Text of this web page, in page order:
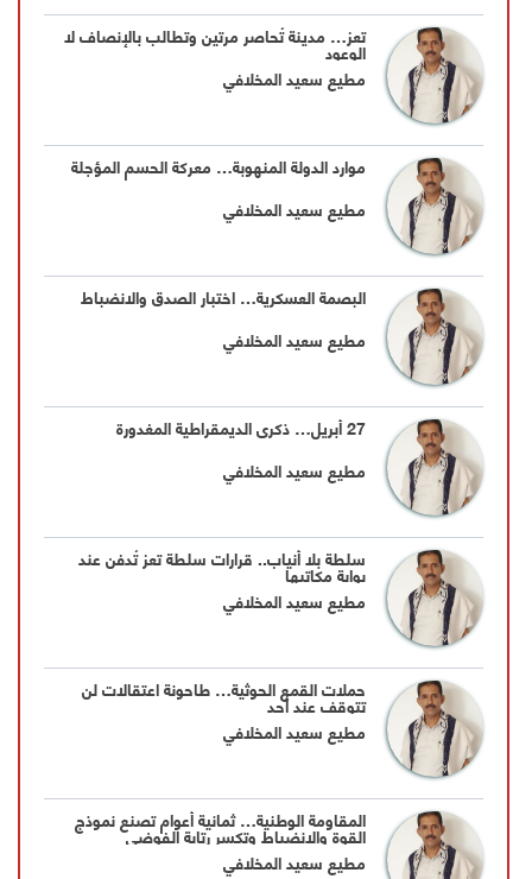
تعز… مدينة تُحاصر مرتين وتطالب بالإنصاف لا
الوعود
مطيع سعيد المخلافي
موارد الدولة المنهوبة… معركة الحسم المؤجلة
مطيع سعيد المخلافي
البصمة العسكرية… اختبار الصدق والانضباط
مطيع سعيد المخلافي
27 أبريل… ذكرى الديمقراطية المغدورة
مطيع سعيد المخلافي
سلطة بلا أنياب.. قرارات سلطة تعز تُدفن عند
بوابة مكاتبها
مطيع سعيد المخلافي
حملات القمع الحوثية… طاحونة اعتقالات لن
تتوقف عند أحد
مطيع سعيد المخلافي
المقاومة الوطنية… ثمانية أعوام تصنع نموذج
القوة والانضباط وتكسر رتابة الفوضى
مطيع سعيد المخلافي